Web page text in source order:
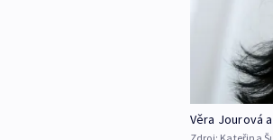
Věra Jourová